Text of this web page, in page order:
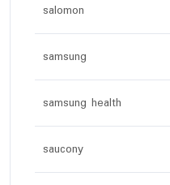
salomon
samsung
samsung health
saucony